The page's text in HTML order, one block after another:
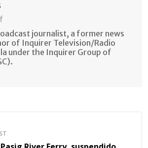
journalist, a former news
of Inquirer Television/Radio
under the Inquirer Group of